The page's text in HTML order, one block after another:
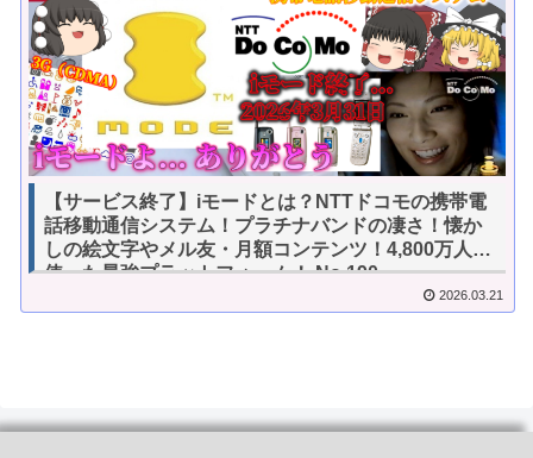
【サービス終了】iモードとは？NTTドコモの携帯電
話移動通信システム！プラチナバンドの凄さ！懐か
しの絵文字やメル友・月額コンテンツ！4,800万人が
使った最強プラットフォーム！ No.190
2026.03.21